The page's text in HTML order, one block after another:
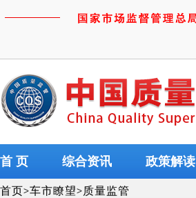
首 页 综合资讯 政策解读
首页>车市瞭望>质量监管